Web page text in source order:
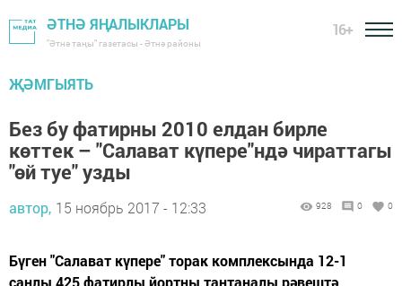
ӘТНӘ ЯҢАЛЫКЛАРЫ
"Әтнә таңы" газетасы - Әтнә районы
16+
ҖӘМГЫЯТЬ
Без бу фатирны 2010 елдан бирле
көттек – "Салават күпере"ндә чираттагы
"өй туе" узды
автор, 15 ноябрь 2017 - 12:33 928 0 0
Бүген "Салават күпере" торак комплексында 12-1
санлы 425 фатирлы йортны тантаналы рәвештә